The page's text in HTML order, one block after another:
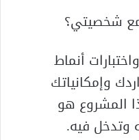
مع شخصيتي؟
أنماط
وإمكانياتك
المشروع هو
وتدخل فيه.